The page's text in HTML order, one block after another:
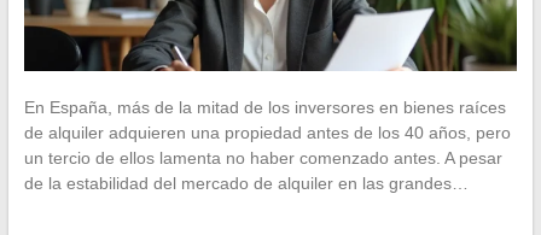
En España, más de la mitad de los inversores en bienes raíces
de alquiler adquieren una propiedad antes de los 40 años, pero
un tercio de ellos lamenta no haber comenzado antes. A pesar
de la estabilidad del mercado de alquiler en las grandes…